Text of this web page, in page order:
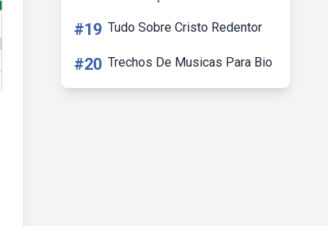
#19 Tudo Sobre Cristo Redentor
#20 Trechos De Musicas Para Bio